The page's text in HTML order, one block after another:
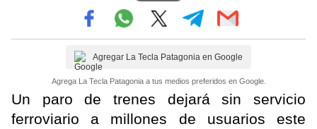
Agregar La Tecla Patagonia en Google
Agrega La Tecla Patagonia a tus medios preferidos en Google.
Un paro de trenes dejará sin servicio
ferroviario a millones de usuarios este